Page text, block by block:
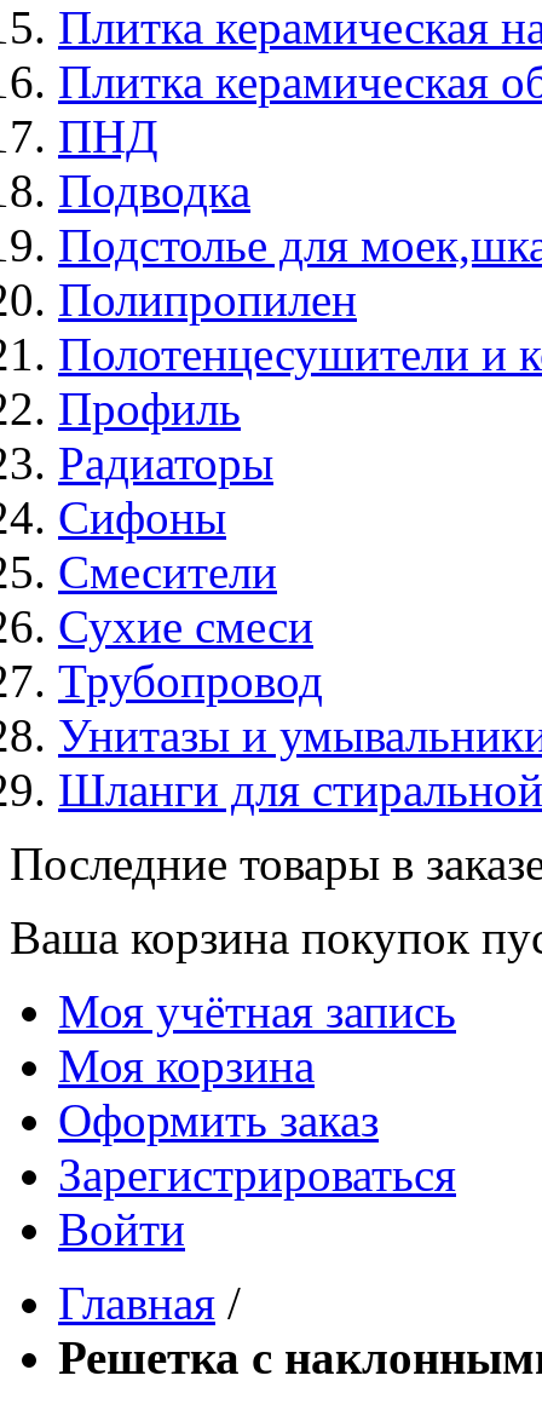
Плитка керамическая
Плитка керамическая
ПНД
Подводка
Подстолье для
Полипропилен
Полотенцесушители и
Профиль
Радиаторы
Сифоны
Смесители
Сухие смеси
Трубопровод
Унитазы и
Шланги для
Последние товары в
Ваша корзина покупок
Моя учётная запись
Моя корзина
Оформить заказ
Зарегистрироваться
Войти
Главная /
Решетка с